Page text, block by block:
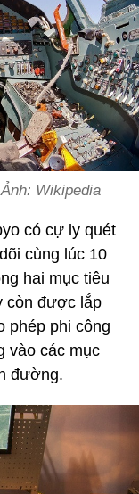
Wikipedia
có cự ly quét
cùng lúc 10
hai mục tiêu
còn được lắp
phép phi công
vào các mục
đường.